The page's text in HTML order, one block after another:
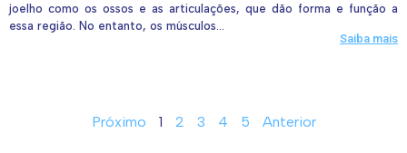
joelho como os ossos e as articulações, que dão forma e função a
essa região. No entanto, os músculos...
Saiba mais
Próximo 1 2 3 4 5 Anterior